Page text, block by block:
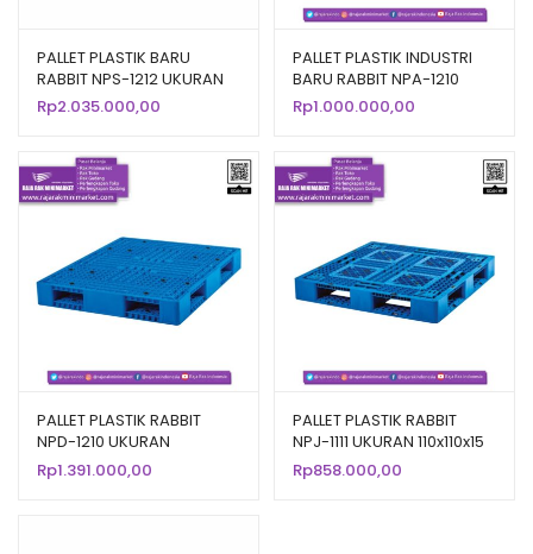
PALLET PLASTIK BARU
RABBIT NPS-1212 UKURAN
120x120x13,2 CM
Rp2.035.000,00
PALLET PLASTIK INDUSTRI
BARU RABBIT NPA-1210
UKURAN 120x100x14 CM
Rp1.000.000,00
PALLET PLASTIK RABBIT
NPD-1210 UKURAN
120x100x15 CM
Rp1.391.000,00
PALLET PLASTIK RABBIT
NPJ-1111 UKURAN 110x110x15
CM
Rp858.000,00